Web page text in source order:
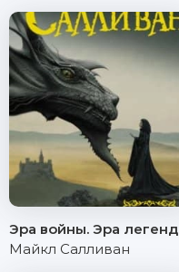
Эра войны. Эра легенд
Майкл Салливан